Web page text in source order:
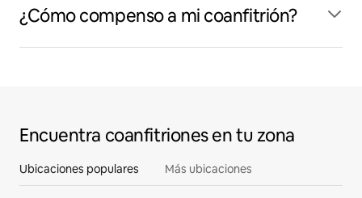
¿Cómo compenso a mi coanfitrión?
Encuentra coanfitriones en tu zona
Ubicaciones populares Más ubicaciones